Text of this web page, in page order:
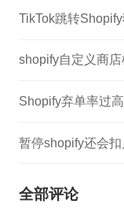
shopify自定义商
Shopify弃单率过
暂停shopify还会
全部评论